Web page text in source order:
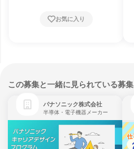
お気に入り
この募集と一緒に見られている募集
パナソニック株式会社
半導体・電子機器メーカー